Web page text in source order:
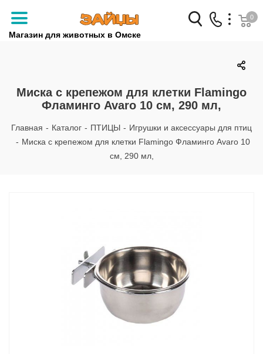
Магазин для животных в Омске
Заказать звонок
+7 (3812) 79-04-04
+7 (950) 959-88-32
0
Миска с крепежом для клетки Flamingo
Фламинго Avaro 10 см, 290 мл,
Главная - Каталог - ПТИЦЫ - Игрушки и аксессуары для птиц
- Миска с крепежом для клетки Flamingo Фламинго Avaro 10
см, 290 мл,